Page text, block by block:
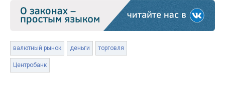
валютный рынок деньги торговля
Центробанк